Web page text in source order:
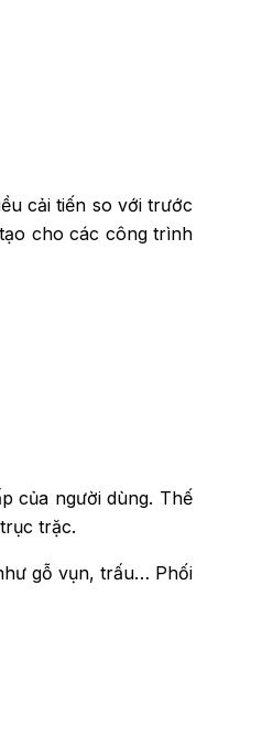
cải tiến so với trước
cho các công trình
của người dùng. Thế
trặc.
gỗ vụn, trấu… Phối